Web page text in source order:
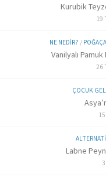
Kurubik
19
NE NEDIR? /
Vanilyalı
26
ÇOCUK
Labne